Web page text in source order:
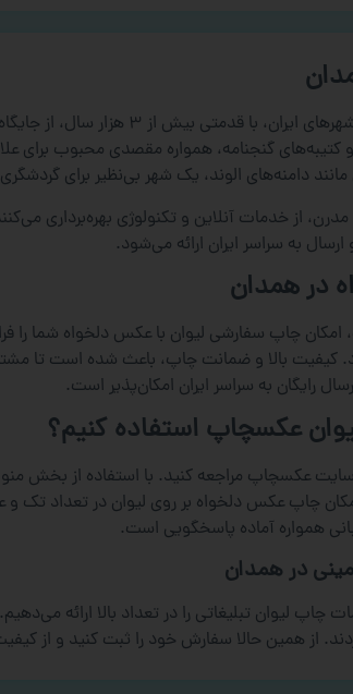
شهر همدان به عنوان یکی از
و کتیبه‌های گنجنامه، همواره مقصدی محبوب
دامنه‌های الوند، یک شهر بی‌نظیر برای
از خدمات آنلاین و تکنولوژی بهره‌برداری
ارسال به سراسر ایران ارائه می‌شود.
در همدان
امکان چاپ سفارشی لیوان با عکس دلخواه شما
کیفیت بالا و ضمانت چاپ، باعث شده است تا
رایگان به سراسر ایران امکان‌پذیر است.
عکسچاپ استفاده کنیم؟
عکسچاپ مراجعه کنید. با استفاده از بخش
چاپ عکس دلخواه بر روی لیوان در تعداد
همواره آماده پاسخگویی است.
در همدان
چاپ لیوان تبلیغاتی را در تعداد بالا ارائه
از همین حالا سفارش خود را ثبت کنید و از